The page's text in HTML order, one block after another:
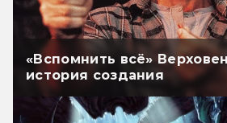
«Вспомнить всё»
история создания